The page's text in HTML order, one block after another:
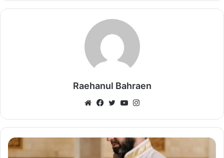
Raehanul Bahraen
WebsiteFacebook
TwitterYouTube